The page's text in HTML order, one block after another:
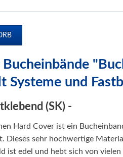
Bucheinbände "
Systeme und
(SK) -
Hard Cover ist ein
Dieses sehr hochwertige
ist edel und hebt sich von